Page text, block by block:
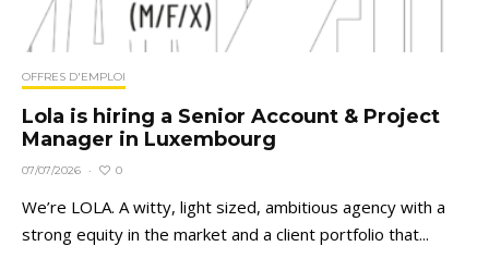
OFFRES D'EMPLOI
Lola is hiring a Senior Account & Project
Manager in Luxembourg
07/07/2026 · 0
We’re LOLA. A witty, light sized, ambitious agency with a
strong equity in the market and a client portfolio that...